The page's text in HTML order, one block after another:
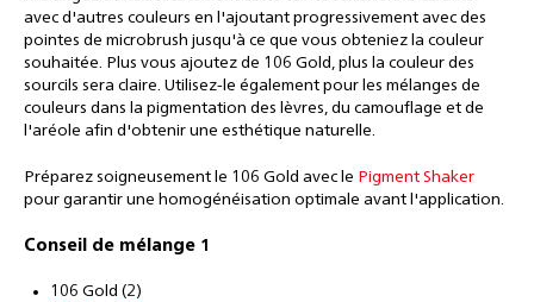
avec d'autres couleurs en l'ajoutant progressivement avec des
pointes de microbrush jusqu'à ce que vous obteniez la couleur
souhaitée. Plus vous ajoutez de 106 Gold, plus la couleur des
sourcils sera claire. Utilisez-le également pour les mélanges de
couleurs dans la pigmentation des lèvres, du camouflage et de
l'aréole afin d'obtenir une esthétique naturelle.
Préparez soigneusement le 106 Gold avec le Pigment Shaker
pour garantir une homogénéisation optimale avant l'application.
Conseil de mélange 1
106 Gold (2)